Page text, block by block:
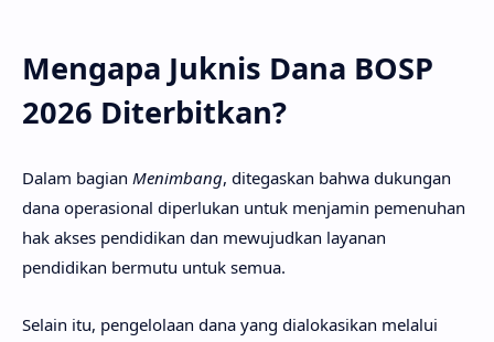
Mengapa Juknis Dana BOSP
2026 Diterbitkan?
Dalam bagian Menimbang, ditegaskan bahwa dukungan
dana operasional diperlukan untuk menjamin pemenuhan
hak akses pendidikan dan mewujudkan layanan
pendidikan bermutu untuk semua.
Selain itu, pengelolaan dana yang dialokasikan melalui